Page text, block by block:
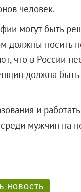
человек.
могут быть
должны носить
что в России
должна
и работать
мужчин на
новость